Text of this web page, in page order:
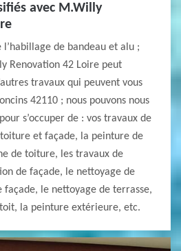
avec M.Willy
l’habillage de bandeau et alu ;
Renovation 42 Loire peut
travaux qui peuvent vous
42110 ; nous pouvons nous
s’occuper de : vos travaux de
et façade, la peinture de
de toiture, les travaux de
de façade, le nettoyage de
le nettoyage de terrasse,
la peinture extérieure, etc.